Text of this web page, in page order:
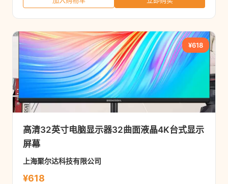
¥618
高清32英寸电脑显示器32曲面液晶4K台式显示
屏幕
上海聚尔达科技有限公司
¥618